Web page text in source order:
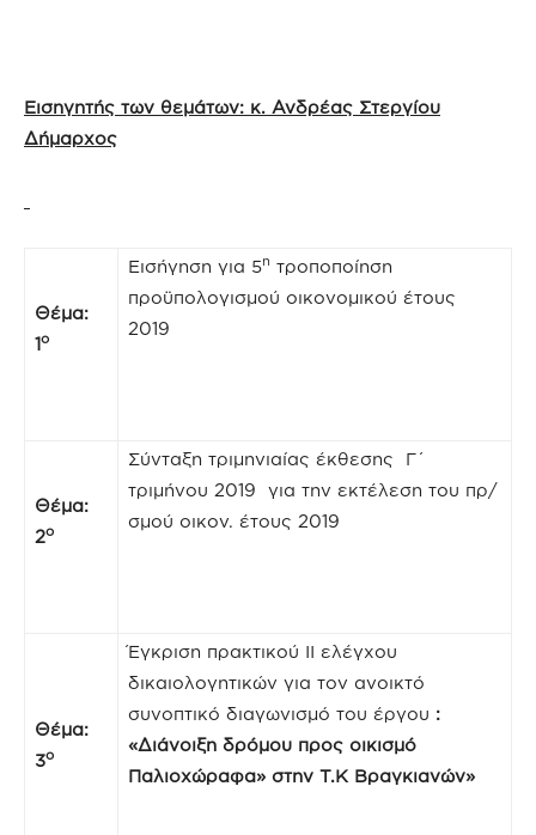
Εισηγητής των θεμάτων: κ. Ανδρέας Στεργίου
Δήμαρχος
Θέμα:
1ο
Εισήγηση για 5η τροποποίηση
προϋπολογισμού οικονομικού έτους
2019
Θέμα:
2ο
Σύνταξη τριμηνιαίας έκθεσης Γ΄
τριμήνου 2019 για την εκτέλεση του πρ/
σμού οικον. έτους 2019
Θέμα:
3ο
Έγκριση πρακτικού ΙΙ ελέγχου
δικαιολογητικών για τον ανοικτό
συνοπτικό διαγωνισμό του έργου :
«Διάνοιξη δρόμου προς οικισμό
Παλιοχώραφα» στην Τ.Κ Βραγκιανών»